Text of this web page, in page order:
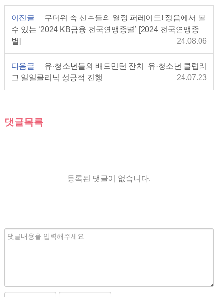
이전글
무더위 속 선수들의 열정 퍼레이드! 정읍에서 볼
수 있는 ‘2024 KB금융 전국연맹종별’ [2024 전국연맹종
별]
24.08.06
다음글
유·청소년들의 배드민턴 잔치, 유·청소년 클럽리
그 일일클리닉 성공적 진행
24.07.23
댓글목록
등록된 댓글이 없습니다.
내